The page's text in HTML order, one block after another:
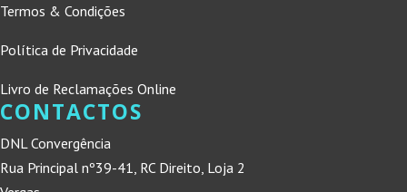
Termos & Condições
Política de Privacidade
Livro de Reclamações Online
CONTACTOS
DNL Convergência
Rua Principal nº39-41, RC Direito, Loja 2